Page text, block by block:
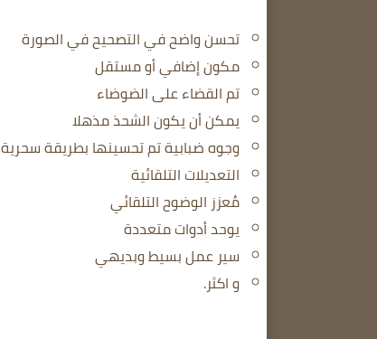
تحسن واضح في التصحيح في الصورة
مكون إضافي أو مستقل
تم القضاء على الضوضاء
يمكن أن يكون الشحذ مذهلا
وجوه ضبابية تم تحسينها بطريقة سحرية
التعديلات التلقائية
مُعزز الوضوح التلقائي
يوحد أدوات متعددة
سير عمل بسيط وبديهي
و اكثر.